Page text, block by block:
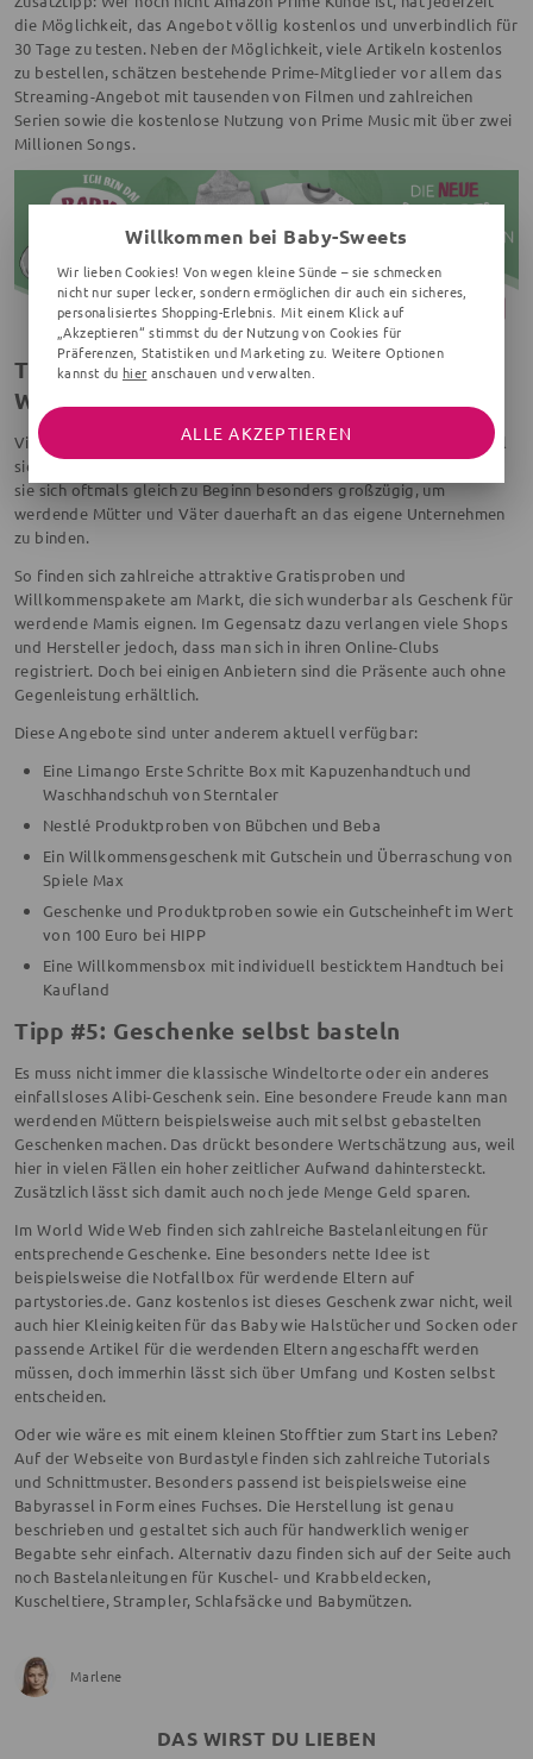
die Möglichkeit, das Angebot völlig kostenlos und unverbindlich für
30 Tage zu testen. Neben der Möglichkeit, viele Artikeln kostenlos
zu bestellen, schätzen bestehende Prime-Mitglieder vor allem das
Streaming-Angebot mit tausenden von Filmen und zahlreichen
Serien sowie die kostenlose Nutzung von Prime Music mit über zwei
Millionen Songs.
Tipp #4: Gratisproben und
Willkommenspakete nutzen
Viele Unternehmen freuen sich ebenfalls über den Nachwuchs, weil
sie dadurch neue Stammkunden gewinnen können. Deshalb zeigen
sie sich oftmals gleich zu Beginn besonders großzügig, um
werdende Mütter und Väter dauerhaft an das eigene Unternehmen
zu binden.
So finden sich zahlreiche attraktive Gratisproben und
Willkommenspakete am Markt, die sich wunderbar als Geschenk für
werdende Mamis eignen. Im Gegensatz dazu verlangen viele Shops
und Hersteller jedoch, dass man sich in ihren Online-Clubs
registriert. Doch bei einigen Anbietern sind die Präsente auch ohne
Gegenleistung erhältlich.
Diese Angebote sind unter anderem aktuell verfügbar:
Eine Limango Erste Schritte Box mit Kapuzenhandtuch und
Waschhandschuh von Sterntaler
Nestlé Produktproben von Bübchen und Beba
Ein Willkommensgeschenk mit Gutschein und Überraschung von
Spiele Max
Geschenke und Produktproben sowie ein Gutscheinheft im Wert
von 100 Euro bei HIPP
Eine Willkommensbox mit individuell besticktem Handtuch bei
Kaufland
Tipp #5: Geschenke selbst basteln
Es muss nicht immer die klassische Windeltorte oder ein anderes
einfallsloses Alibi-Geschenk sein. Eine besondere Freude kann man
werdenden Müttern beispielsweise auch mit selbst gebastelten
Geschenken machen. Das drückt besondere Wertschätzung aus, weil
hier in vielen Fällen ein hoher zeitlicher Aufwand dahintersteckt.
Zusätzlich lässt sich damit auch noch jede Menge Geld sparen.
Im World Wide Web finden sich zahlreiche Bastelanleitungen für
entsprechende Geschenke. Eine besonders nette Idee ist
beispielsweise die Notfallbox für werdende Eltern auf
partystories.de. Ganz kostenlos ist dieses Geschenk zwar nicht, weil
auch hier Kleinigkeiten für das Baby wie Halstücher und Socken oder
passende Artikel für die werdenden Eltern angeschafft werden
müssen, doch immerhin lässt sich über Umfang und Kosten selbst
entscheiden.
Oder wie wäre es mit einem kleinen Stofftier zum Start ins Leben?
Auf der Webseite von Burdastyle finden sich zahlreiche Tutorials
und Schnittmuster. Besonders passend ist beispielsweise eine
Babyrassel in Form eines Fuchses. Die Herstellung ist genau
beschrieben und gestaltet sich auch für handwerklich weniger
Begabte sehr einfach. Alternativ dazu finden sich auf der Seite auch
noch Bastelanleitungen für Kuschel- und Krabbeldecken,
Kuscheltiere, Strampler, Schlafsäcke und Babymützen.
Marlene
DAS WIRST DU LIEBEN
Willkommen bei Baby-Sweets
Wir lieben Cookies! Von wegen kleine Sünde – sie schmecken
nicht nur super lecker, sondern ermöglichen dir auch ein sicheres,
personalisiertes Shopping-Erlebnis. Mit einem Klick auf
„Akzeptieren“ stimmst du der Nutzung von Cookies für
Präferenzen, Statistiken und Marketing zu. Weitere Optionen
kannst du hier anschauen und verwalten.
ALLE AKZEPTIEREN